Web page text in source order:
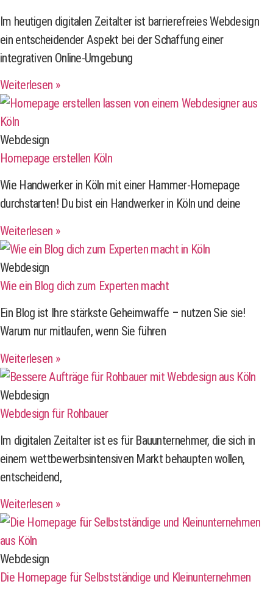
Im heutigen digitalen Zeitalter ist barrierefreies Webdesign
ein entscheidender Aspekt bei der Schaffung einer
integrativen Online-Umgebung
Weiterlesen »
Webdesign
Homepage erstellen Köln
Wie Handwerker in Köln mit einer Hammer-Homepage
durchstarten! Du bist ein Handwerker in Köln und deine
Weiterlesen »
Webdesign
Wie ein Blog dich zum Experten macht
Ein Blog ist Ihre stärkste Geheimwaffe – nutzen Sie sie!
Warum nur mitlaufen, wenn Sie führen
Weiterlesen »
Webdesign
Webdesign für Rohbauer
Im digitalen Zeitalter ist es für Bauunternehmer, die sich in
einem wettbewerbsintensiven Markt behaupten wollen,
entscheidend,
Weiterlesen »
Webdesign
Die Homepage für Selbstständige und Kleinunternehmen